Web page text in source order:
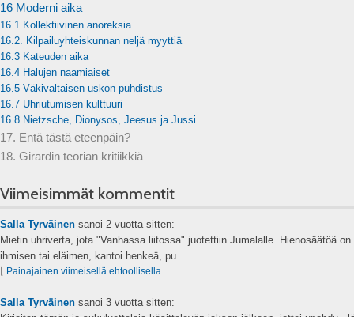
16 Moderni aika
16.1 Kollektiivinen anoreksia
16.2. Kilpailuyhteiskunnan neljä myyttiä
16.3 Kateuden aika
16.4 Halujen naamiaiset
16.5 Väkivaltaisen uskon puhdistus
16.7 Uhriutumisen kulttuuri
16.8 Nietzsche, Dionysos, Jeesus ja Jussi
17. Entä tästä eteenpäin?
18. Girardin teorian kritiikkiä
Viimeisimmät kommentit
Salla Tyrväinen sanoi 2 vuotta sitten:
Mietin uhriverta, jota "Vanhassa liitossa" juotettiin Jumalalle. Hienosäätöä
ihmisen tai eläimen, kantoi henkeä, pu...
Painajainen viimeisellä ehtoollisella
Salla Tyrväinen sanoi 3 vuotta sitten: